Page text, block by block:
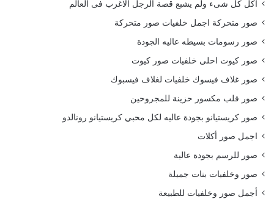
أكل كل شىء ولم يشبع قصة الرجل الاغرب فى العالم
صور متحركة اجمل خلفيات صور متحركة
صور رسومات بسيطه عاليه الجودة
صور كيوت احلى خلفيات صور كيوت
صور غلاف فيسوك خلفيات لغلاف فيسبوك
صور قلب مكسور حزينة للمجروحين
صور كريستيانو بجودة عاليه لكل محبي كريستيانو رونالدو
اجمل صور أكلات
صور للرسم بجودة عالية
صور وخلفيات بنات جميلة
أجمل صور وخلفيات للطبيعة